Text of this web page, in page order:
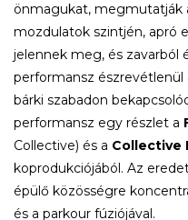
önmagukat, megmutatják
mozdulatok szintjén, apró
jelennek meg, és zavarból
performansz
bárki szabadon
performansz egy részlet a
Collective) és a Collective
koprodukciójából. Az
épülő közösségre
és a parkour fúziójával.